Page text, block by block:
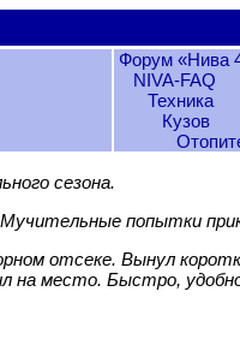
Форум «Нива
NIVA-FAQ
Техника
Кузов
сезона.
попытки
отсеке. Вынул
на место. Быстро,